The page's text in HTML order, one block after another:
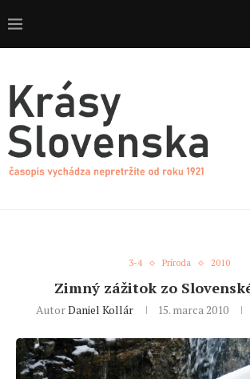
3-4 Príroda 2010
Zimný zážitok zo
AutorDaniel Kollár 15. marca 2010